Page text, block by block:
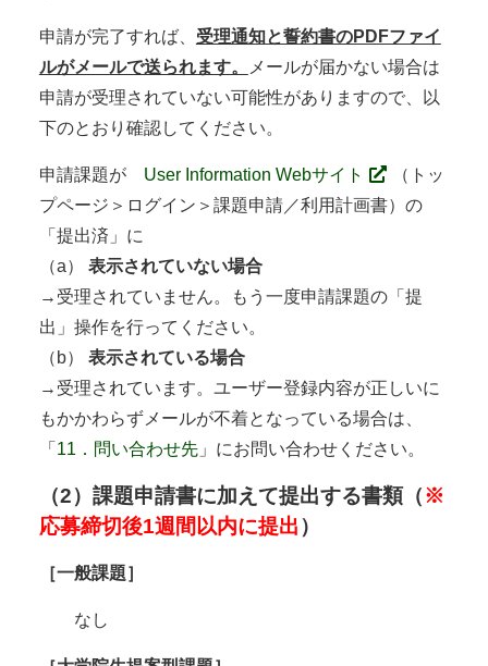
申請が完了すれば、 受理通知と誓約書のPDFファイ
ルがメールで送られます。
メールが届かない場合は
申請が受理されていない可能性がありますので、以
下のとおり確認してください。
申請課題が User Information Webサイト
（トッ
プページ＞ログイン＞課題申請／利用計画書）の
「提出済」に
（a） 表示されていない場合
→受理されていません。もう一度申請課題の「提
出」操作を行ってください。
（b） 表示されている場合
→受理されています。ユーザー登録内容が正しいに
もかかわらずメールが不着となっている場合は、
「 11．問い合わせ先」にお問い合わせください。
（2）課題申請書に加えて提出する書類（※
応募締切後1週間以内に提出 ）
［一般課題］
なし